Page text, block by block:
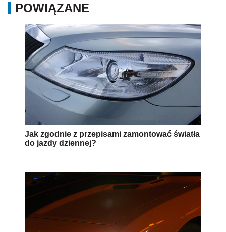
POWIĄZANE
Jak zgodnie z przepisami zamontować światła
do jazdy dziennej?